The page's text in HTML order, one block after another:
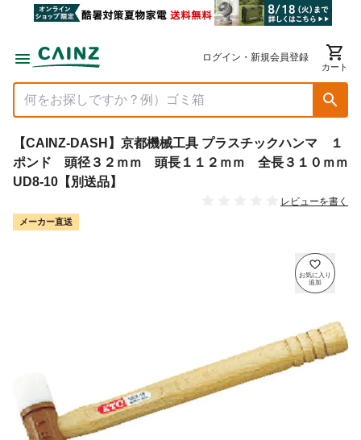
ログイン・新規会員登録
カート
【CAINZ-DASH】京都機械工具 プラスチックハンマ １
ポンド 頭径３２ｍｍ 頭長１１２ｍｍ 全長３１０ｍｍ
UD8-10【別送品】
レビューを書く
メーカー直送